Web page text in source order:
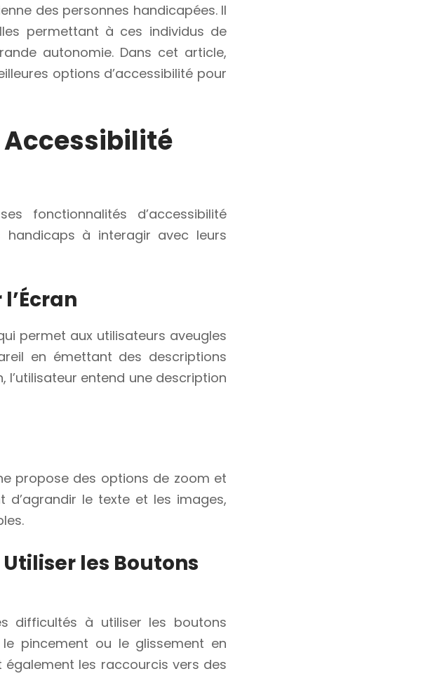
des personnes handicapées. Il
permettant à ces individus de
autonomie. Dans cet article,
options d’accessibilité pour
Accessibilité
fonctionnalités d’accessibilité
à interagir avec leurs
permet aux utilisateurs aveugles
en émettant des descriptions
l’utilisateur entend une description
propose des options de zoom et
d’agrandir le texte et les images,
les Boutons
difficultés à utiliser les boutons
pincement ou le glissement en
également les raccourcis vers des